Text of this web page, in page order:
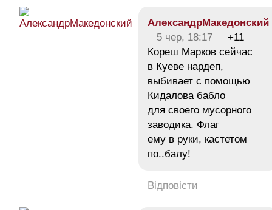
АлександрМакедонский
5 чер, 18:17
+11
Кореш Марков сейчас
в Куеве нардеп,
выбивает с помощью
Кидалова бабло
для своего мусорного
заводика. Флаг
ему в руки, кастетом
по..балу!
Відповісти